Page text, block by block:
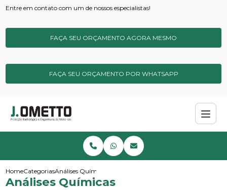
Entre em contato com um de nossos especialistas!
FAÇA SEU ORÇAMENTO AGORA MESMO
FAÇA SEU ORÇAMENTO POR WHATSAPP
HomeCategoriasAnálises Químicas
Análises Químicas